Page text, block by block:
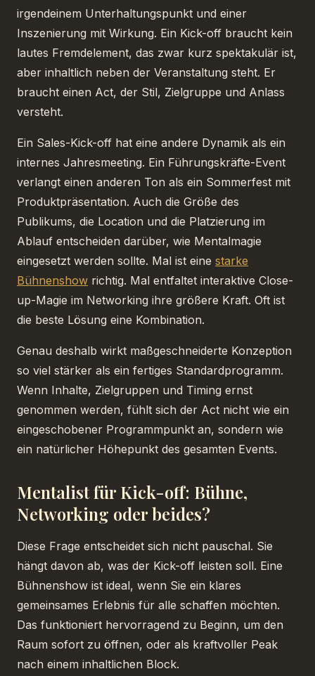
irgendeinem Unterhaltungspunkt und einer
Inszenierung mit Wirkung. Ein Kick-off braucht kein
lautes Fremdelement, das zwar kurz spektakulär ist,
aber inhaltlich neben der Veranstaltung steht. Er
braucht einen Act, der Stil, Zielgruppe und Anlass
versteht.
Ein Sales-Kick-off hat eine andere Dynamik als ein
internes Jahresmeeting. Ein Führungskräfte-Event
verlangt einen anderen Ton als ein Sommerfest mit
Produktpräsentation. Auch die Größe des
Publikums, die Location und die Platzierung im
Ablauf entscheiden darüber, wie Mentalmagie
eingesetzt werden sollte. Mal ist eine starke
Bühnenshow richtig. Mal entfaltet interaktive Close-
up-Magie im Networking ihre größere Kraft. Oft ist
die beste Lösung eine Kombination.
Genau deshalb wirkt maßgeschneiderte Konzeption
so viel stärker als ein fertiges Standardprogramm.
Wenn Inhalte, Zielgruppen und Timing ernst
genommen werden, fühlt sich der Act nicht wie ein
eingeschobener Programmpunkt an, sondern wie
ein natürlicher Höhepunkt des gesamten Events.
Mentalist für Kick-off: Bühne,
Networking oder beides?
Diese Frage entscheidet sich nicht pauschal. Sie
hängt davon ab, was der Kick-off leisten soll. Eine
Bühnenshow ist ideal, wenn Sie ein klares
gemeinsames Erlebnis für alle schaffen möchten.
Das funktioniert hervorragend zu Beginn, um den
Raum sofort zu öffnen, oder als kraftvoller Peak
nach einem inhaltlichen Block.